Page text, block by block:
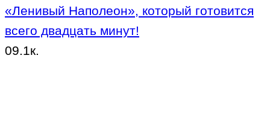
«Ленивый Наполеон», который готовится
всего двадцать минут!
09.1к.